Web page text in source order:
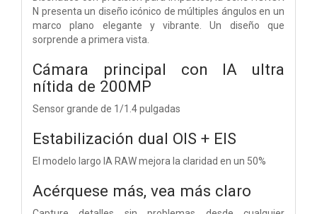
N presenta un diseño icónico de múltiples ángulos en un
marco plano elegante y vibrante. Un diseño que
sorprende a primera vista.
Cámara principal con IA ultra
nítida de 200MP
Sensor grande de 1/1.4 pulgadas
Estabilización dual OIS + EIS
El modelo largo IA RAW mejora la claridad en un 50%
Acérquese más, vea más claro